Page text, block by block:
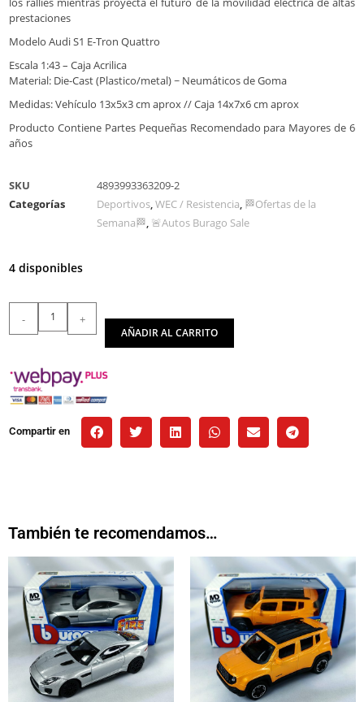
prestaciones
Modelo Audi S1 E-Tron Quattro
Escala 1:43 – Caja Acrilica
Material: Die-Cast (Plastico/metal) ~ Neumáticos de Goma
Medidas: Vehículo 13x5x3 cm aprox // Caja 14x7x6 cm aprox
Producto Contiene Partes Pequeñas Recomendado para Mayores de 6
años
SKU
4893993363209-2
Categorías
Deportivos,WEC / Resistencia, 🏁Ofertas de la
Semana🏁, 🚨Autos Burago Sale
4 disponibles
- +
AÑADIR AL CARRITO
Compartir en
También te recomendamos…